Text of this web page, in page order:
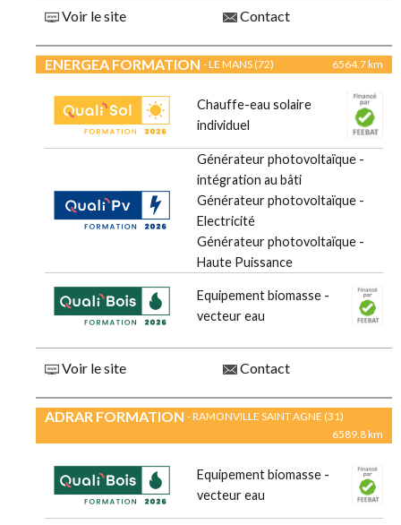
Voir le site Contact
ENERGEA FORMATION - LE MANS (72) 6564.7 km
Chauffe-eau solaire
individuel
Générateur photovoltaïque -
intégration au bâti
Générateur photovoltaïque -
Electricité
Générateur photovoltaïque -
Haute Puissance
Equipement biomasse -
vecteur eau
Voir le site Contact
ADRAR FORMATION - RAMONVILLE SAINT AGNE (31)
6589.8 km
Equipement biomasse -
vecteur eau